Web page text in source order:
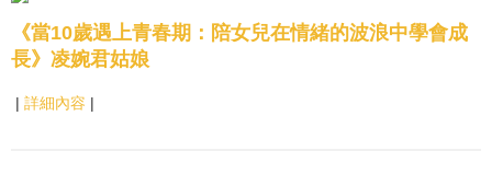
《當10歲遇上青春期：陪女兒在情緒的波浪中學會成
長》凌婉君姑娘
| 詳細內容 |